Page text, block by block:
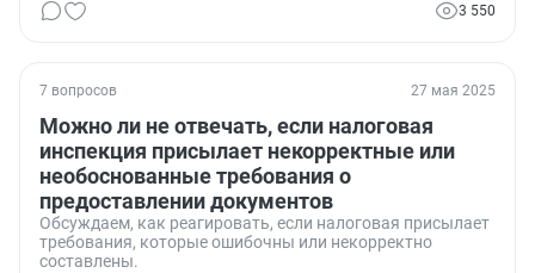
3 550
7 вопросов 27 мая 2025
Можно ли не отвечать, если налоговая
инспекция присылает некорректные или
необоснованные требования о
предоставлении документов
Обсуждаем, как реагировать, если налоговая присылает
требования, которые ошибочны или некорректно
составлены.